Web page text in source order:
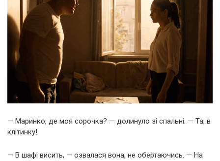
— Маринко, де моя сорочка? — долинуло зі спальні. — Та, в
клітинку!
— В шафі висить, — озвалася вона, не обертаючись. — На